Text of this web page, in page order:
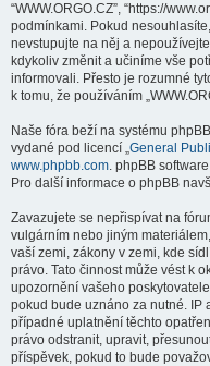
“WWW.ORGO.CZ”, “https://
podmínkami. Pokud
nevstupujte na něj a
kdykoliv změnit a učiníme vše
informovali. Přesto je rozumné
k tomu, že používáním
Naše fóra beží na systému
vydané pod licencí „General
www.phpbb.com. phpBB
Pro další informace o phpBB
Zavazujete se nepřispívat na
vulgárním nebo jiným
vaší zemi, zákony v zemi, kde
právo. Tato činnost může vést k
upozornění vašeho
pokud bude uznáno za nutné. IP
případné uplatnění těchto
právo odstranit, upravit,
příspěvek, pokud to bude